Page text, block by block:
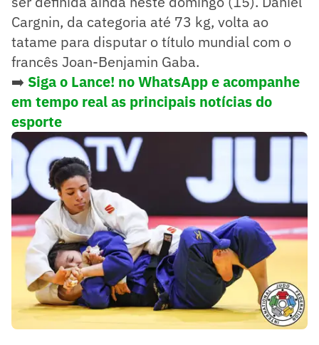
Cargnin, da categoria até 73 kg, volta ao
tatame para disputar o título mundial com o
francês Joan-Benjamin Gaba.
➡️ Siga o Lance! no WhatsApp e acompanhe
em tempo real as principais notícias do
esporte